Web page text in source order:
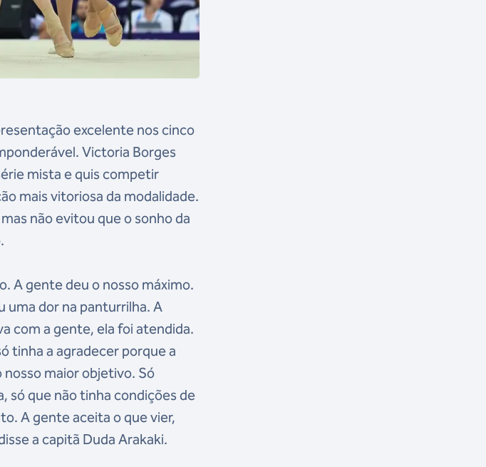
excelente nos cinco
Victoria Borges
mista e quis competir
mais vitoriosa da modalidade.
não evitou que o sonho da
A gente deu o nosso máximo.
uma dor na panturrilha. A
com a gente, ela foi atendida.
tinha a agradecer porque a
maior objetivo. Só
só que não tinha condições de
A gente aceita o que vier,
a capitã Duda Arakaki.